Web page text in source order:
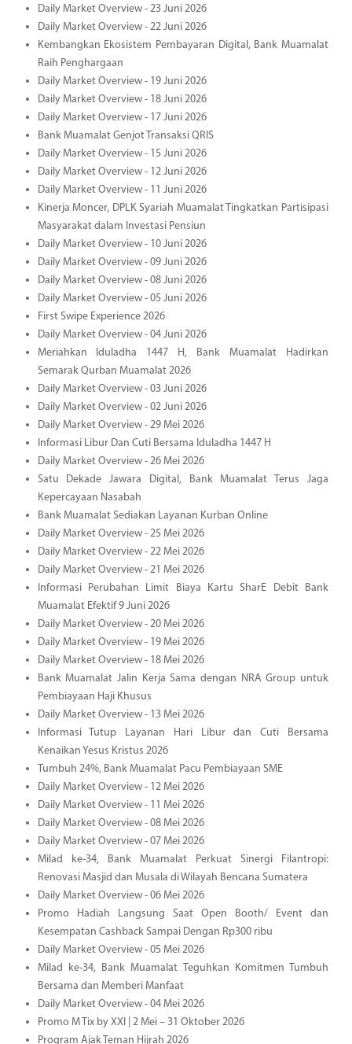
Daily Market Overview - 23 Juni 2026
Daily Market Overview - 22 Juni 2026
Kembangkan Ekosistem Pembayaran Digital, Bank Muamalat
Raih Penghargaan
Daily Market Overview - 19 Juni 2026
Daily Market Overview - 18 Juni 2026
Daily Market Overview - 17 Juni 2026
Bank Muamalat Genjot Transaksi QRIS
Daily Market Overview - 15 Juni 2026
Daily Market Overview - 12 Juni 2026
Daily Market Overview - 11 Juni 2026
Kinerja Moncer, DPLK Syariah Muamalat Tingkatkan Partisipasi
Masyarakat dalam Investasi Pensiun
Daily Market Overview - 10 Juni 2026
Daily Market Overview - 09 Juni 2026
Daily Market Overview - 08 Juni 2026
Daily Market Overview - 05 Juni 2026
First Swipe Experience 2026
Daily Market Overview - 04 Juni 2026
Meriahkan Iduladha 1447 H, Bank Muamalat Hadirkan
Semarak Qurban Muamalat 2026
Daily Market Overview - 03 Juni 2026
Daily Market Overview - 02 Juni 2026
Daily Market Overview - 29 Mei 2026
Informasi Libur Dan Cuti Bersama Iduladha 1447 H
Daily Market Overview - 26 Mei 2026
Satu Dekade Jawara Digital, Bank Muamalat Terus Jaga
Kepercayaan Nasabah
Bank Muamalat Sediakan Layanan Kurban Online
Daily Market Overview - 25 Mei 2026
Daily Market Overview - 22 Mei 2026
Daily Market Overview - 21 Mei 2026
Informasi Perubahan Limit Biaya Kartu SharE Debit Bank
Muamalat Efektif 9 Juni 2026
Daily Market Overview - 20 Mei 2026
Daily Market Overview - 19 Mei 2026
Daily Market Overview - 18 Mei 2026
Bank Muamalat Jalin Kerja Sama dengan NRA Group untuk
Pembiayaan Haji Khusus
Daily Market Overview - 13 Mei 2026
Informasi Tutup Layanan Hari Libur dan Cuti Bersama
Kenaikan Yesus Kristus 2026
Tumbuh 24%, Bank Muamalat Pacu Pembiayaan SME
Daily Market Overview - 12 Mei 2026
Daily Market Overview - 11 Mei 2026
Daily Market Overview - 08 Mei 2026
Daily Market Overview - 07 Mei 2026
Milad ke-34, Bank Muamalat Perkuat Sinergi Filantropi:
Renovasi Masjid dan Musala di Wilayah Bencana Sumatera
Daily Market Overview - 06 Mei 2026
Promo Hadiah Langsung Saat Open Booth/ Event dan
Kesempatan Cashback Sampai Dengan Rp300 ribu
Daily Market Overview - 05 Mei 2026
Milad ke-34, Bank Muamalat Teguhkan Komitmen Tumbuh
Bersama dan Memberi Manfaat
Daily Market Overview - 04 Mei 2026
Promo M Tix by XXI | 2 Mei – 31 Oktober 2026
Program Ajak Teman Hijrah 2026